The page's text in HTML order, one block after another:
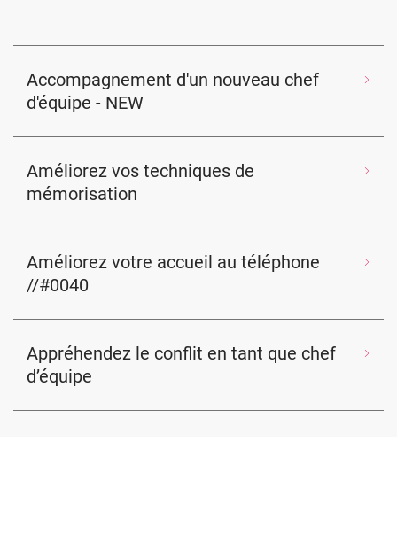
Accompagnement d'un nouveau chef
d'équipe - NEW
Améliorez vos techniques de
mémorisation
Améliorez votre accueil au téléphone
//#0040
Appréhendez le conflit en tant que chef
d’équipe